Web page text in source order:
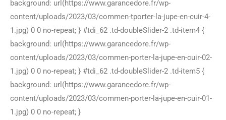
background: url(https://www.garancedore.fr/wp-
content/uploads/2023/03/commen-tporter-la-jupe-en-cuir-4-
1.jpg) 0 0 no-repeat; } #tdi_62 .td-doubleSlider-2 .td-item4 {
background: url(https://www.garancedore.fr/wp-
content/uploads/2023/03/commen-porter-la-jupe-en-cuir-02-
1.jpg) 0 0 no-repeat; } #tdi_62 .td-doubleSlider-2 .td-item5 {
background: url(https://www.garancedore.fr/wp-
content/uploads/2023/03/commen-porter-la-jupe-en-cuir-01-
1.jpg) 0 0 no-repeat; }